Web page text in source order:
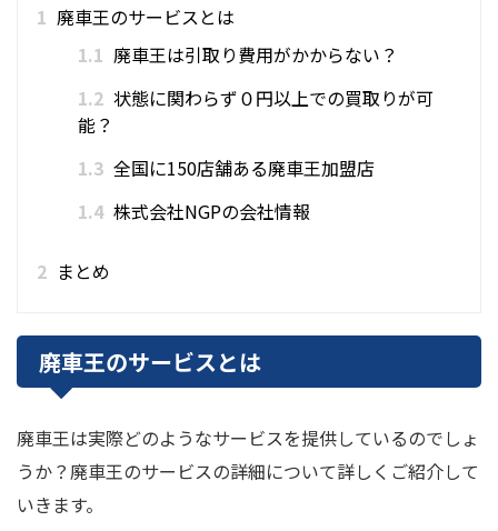
1 廃車王のサービスとは
1.1 廃車王は引取り費用がかからない？
1.2 状態に関わらず０円以上での買取りが可
能？
1.3 全国に150店舗ある廃車王加盟店
1.4 株式会社NGPの会社情報
2 まとめ
廃車王のサービスとは
廃車王は実際どのようなサービスを提供しているのでしょ
うか？廃車王のサービスの詳細について詳しくご紹介して
いきます。